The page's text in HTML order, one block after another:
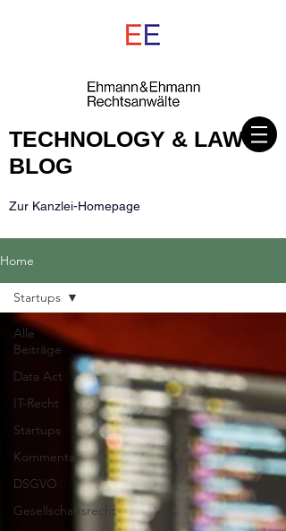
TECHNOLOGY & LAW
BLOG
Zur Kanzlei-Homepage
Home
Alle
Beiträge
Data Act
IT-Recht
Startups
Kommentar
DSGVO
Gesellschaftsrecht
Startups